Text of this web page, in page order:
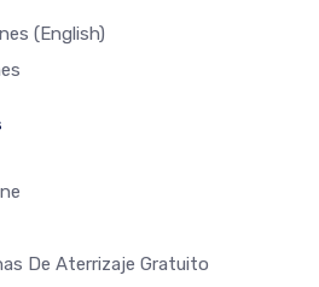
(English)
De Aterrizaje Gratuito